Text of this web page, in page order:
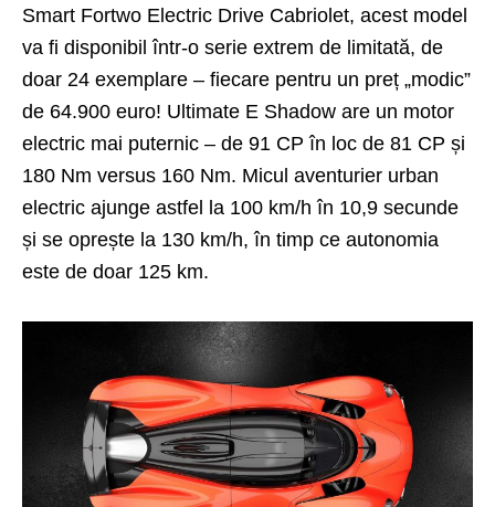
Smart Fortwo Electric Drive Cabriolet, acest model
va fi disponibil într-o serie extrem de limitată, de
doar 24 exemplare – fiecare pentru un preț „modic”
de 64.900 euro! Ultimate E Shadow are un motor
electric mai puternic – de 91 CP în loc de 81 CP și
180 Nm versus 160 Nm. Micul aventurier urban
electric ajunge astfel la 100 km/h în 10,9 secunde
și se oprește la 130 km/h, în timp ce autonomia
este de doar 125 km.